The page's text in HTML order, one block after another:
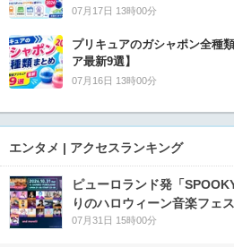
07月17日 13時00分
プリキュアのガシャポン全種
ア最新9選】
07月16日 13時00分
エンタメ | アクセスランキング
ピューロランド発「
りのハロウィーン音楽フェ
07月31日 15時00分